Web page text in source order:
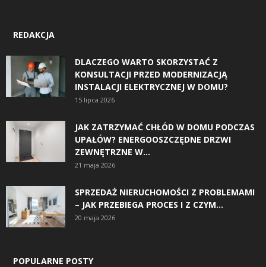
REDAKCJA
DLACZEGO WARTO SKORZYSTAĆ Z
KONSULTACJI PRZED MODERNIZACJĄ
INSTALACJI ELEKTRYCZNEJ W DOMU?
15 lipca 2026
JAK ZATRZYMAĆ CHŁÓD W DOMU PODCZAS
UPAŁÓW? ENERGOOSZCZĘDNE DRZWI
ZEWNĘTRZNE W...
21 maja 2026
SPRZEDAŻ NIERUCHOMOŚCI Z PROBLEMAMI
– JAK PRZEBIEGA PROCES I Z CZYM...
20 maja 2026
POPULARNE POSTY